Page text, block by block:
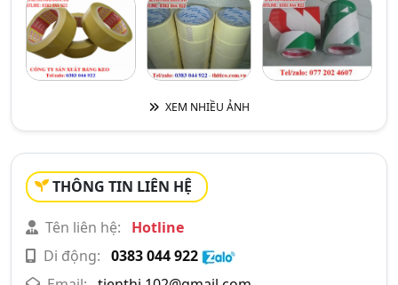
XEM NHIỀU ẢNH
THÔNG TIN LIÊN HỆ
Tên liên hệ:
Hotline
Di động: 0383 044 922